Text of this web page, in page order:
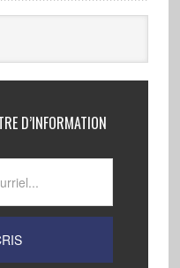
D’INFORMATION